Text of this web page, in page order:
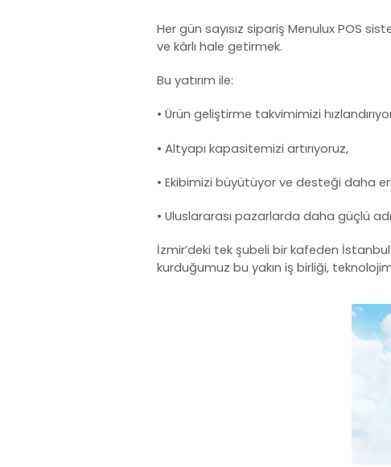
Her gün sayısız sipariş MenuluxPOS
ve kârlı hale getirmek.
Bu yatırım ile:
• Ürün geliştirme takvimimizi
• Altyapı kapasitemizi artırıyoruz,
• Ekibimizi büyütüyor ve desteği daha
• Uluslararası pazarlarda daha güçlü
İzmir’deki tek şubeli bir kafeden
kurduğumuz bu yakın iş birliği,